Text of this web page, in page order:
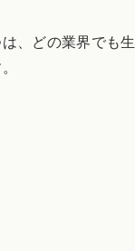
、どの業界でも生